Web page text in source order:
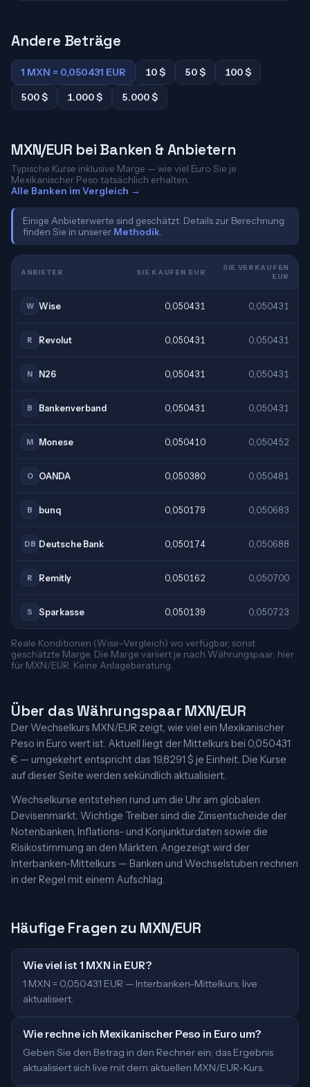
Andere Beträge
1 MXN = 0,050431 EUR 10 $ 50 $
100 $
500 $
1.000 $ 5.000 $
MXN/EUR bei Banken & Anbietern
Typische Kurse inklusive Marge — wie viel Euro Sie je
Mexikanischer Peso tatsächlich erhalten.
Alle Banken im Vergleich →
Einige Anbieterwerte sind geschätzt. Details zur Berechnung
finden Sie in unserer Methodik
ANBIETER SIE KAUFEN EUR
SIE VERKAUFEN
EUR
W Wise 0,050431 0,050431
R Revolut 0,050431 0,050431
N N26 0,050431 0,050431
B Bankenverband 0,050431 0,050431
M Monese 0,050410 0,050452
O OANDA 0,050380 0,050481
B bunq 0,050179 0,050683
DB Deutsche Bank 0,050174 0,050688
R Remitly 0,050162 0,050700
S Sparkasse 0,050139 0,050723
Reale Konditionen (Wise-Vergleich) wo verfügbar, sonst
geschätzte Marge. Die Marge variiert je nach Währungspaar; hier
für MXN/EUR. Keine Anlageberatung.
Über das Währungspaar MXN/EUR
Der Wechselkurs MXN/EUR zeigt, wie viel ein Mexikanischer
Peso in Euro wert ist. Aktuell liegt der Mittelkurs bei 0,050431
€ — umgekehrt entspricht das 19,8291 $ je Einheit. Die Kurse
auf dieser Seite werden sekündlich aktualisiert.
Wechselkurse entstehen rund um die Uhr am globalen
Devisenmarkt. Wichtige Treiber sind die Zinsentscheide der
Notenbanken, Inflations- und Konjunkturdaten sowie die
Risikostimmung an den Märkten. Angezeigt wird der
Interbanken-Mittelkurs — Banken und Wechselstuben rechnen
in der Regel mit einem Aufschlag.
Häufige Fragen zu MXN/EUR
Wie viel ist 1 MXN in EUR?
1 MXN = 0,050431 EUR — Interbanken-Mittelkurs, live
aktualisiert.
Wie rechne ich Mexikanischer Peso in Euro um?
Geben Sie den Betrag in den Rechner ein; das Ergebnis
aktualisiert sich live mit dem aktuellen MXN/EUR-Kurs.